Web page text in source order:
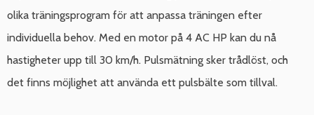
olika träningsprogram för att anpassa träningen efter
individuella behov. Med en motor på 4 AC HP kan du nå
hastigheter upp till 30 km/h. Pulsmätning sker trådlöst, och
det finns möjlighet att använda ett pulsbälte som tillval.